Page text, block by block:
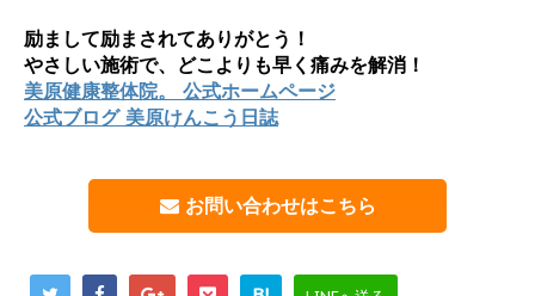
励まして励まされてありがとう！
やさしい施術で、どこよりも早く痛みを解消！
美原健康整体院。 公式ホームページ
公式ブログ 美原けんこう日誌
お問い合わせはこちら